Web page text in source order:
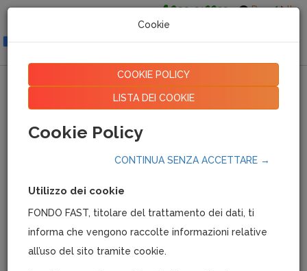
800-016639 De It
SERVIZI AREA DIPENDENTI
Cookie
COOKIE POLICY
LISTA DEI COOKIE
Cookie Policy
CONTINUA SENZA ACCETTARE →
Utilizzo dei cookie
FONDO FAST, titolare del trattamento dei dati, ti
informa che vengono raccolte informazioni relative
all’uso del sito tramite cookie.